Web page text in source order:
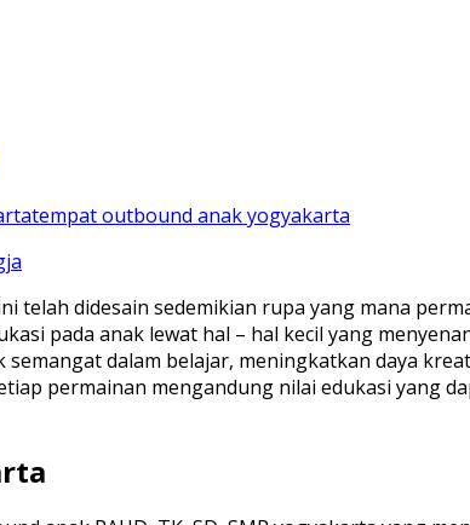
tempat outbound anak yogyakarta
telah didesain sedemikian rupa yang mana
pada anak lewat hal – hal kecil yang
dalam belajar, meningkatkan daya
permainan mengandung nilai edukasi yang